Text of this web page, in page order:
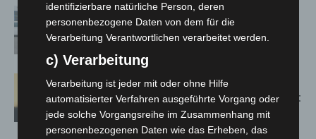
Niedersachsen: Feuerwehrkräfte
kehren nach Waldbrandeinsatz aus
Spanien zurück
Hannover: Erste Tigermücken-
Population in Niedersachsen entdeckt
identifizierbare natürliche Person, deren
personenbezogene Daten von dem für die
Verarbeitung Verantwortlichen verarbeitet werden.
c) Verarbeitung
Verarbeitung ist jeder mit oder ohne Hilfe
automatisierter Verfahren ausgeführte Vorgang oder
jede solche Vorgangsreihe im Zusammenhang mit
personenbezogenen Daten wie das Erheben, das